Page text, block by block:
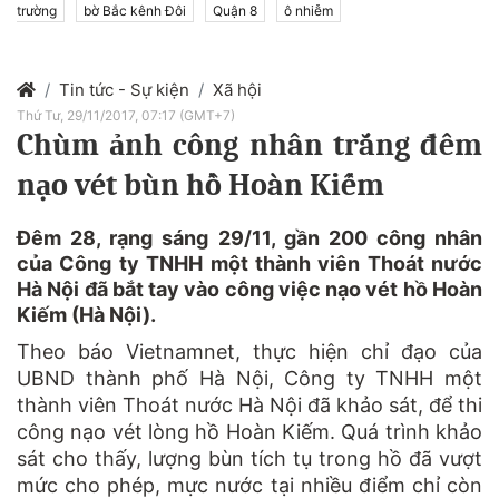
trường
bờ Bắc kênh Đôi Quận 8 ô nhiễm
Tin tức - Sự kiện Xã hội
Thứ Tư, 29/11/2017, 07:17 (GMT+7)
Chùm ảnh công nhân trắng đêm
nạo vét bùn hồ Hoàn Kiếm
Đêm 28, rạng sáng 29/11, gần 200 công nhân
của Công ty TNHH một thành viên Thoát nước
Hà Nội đã bắt tay vào công việc nạo vét hồ Hoàn
Kiếm (Hà Nội).
Theo báo Vietnamnet, thực hiện chỉ đạo của
UBND thành phố Hà Nội, Công ty TNHH một
thành viên Thoát nước Hà Nội đã khảo sát, để thi
công nạo vét lòng hồ Hoàn Kiếm. Quá trình khảo
sát cho thấy, lượng bùn tích tụ trong hồ đã vượt
mức cho phép, mực nước tại nhiều điểm chỉ còn